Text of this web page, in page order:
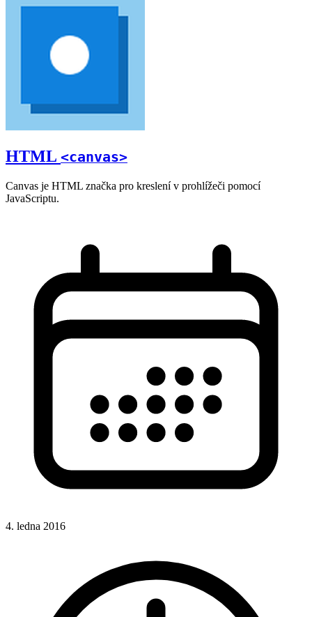
HTML <canvas>
Canvas je HTML značka pro kreslení v prohlížeči pomocí
JavaScriptu.
4. ledna 2016